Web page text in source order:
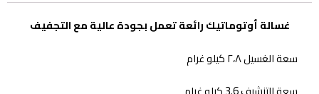
غسالة أوتوماتيك رائعة تعمل بجودة عالية مع التجفيف
سعة الغسيل ٢،٨ كيلو غرام